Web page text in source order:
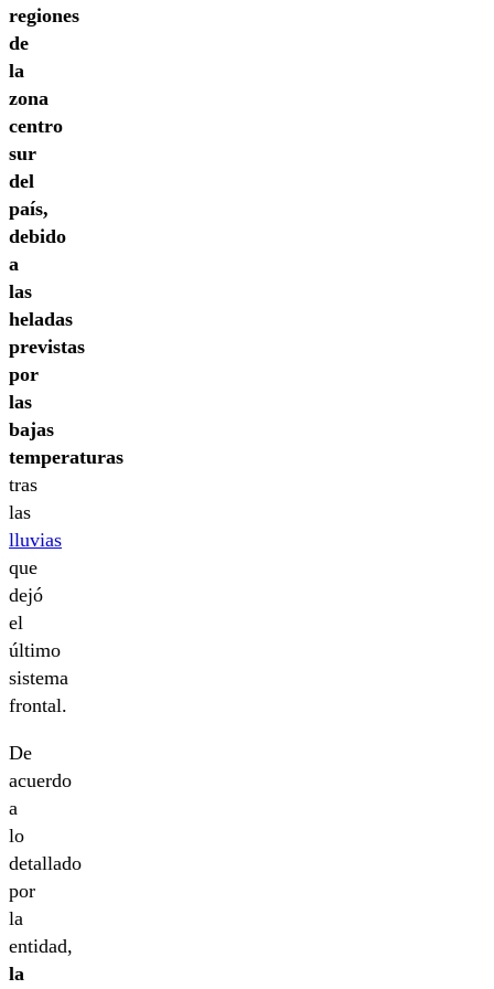
regiones
de
la
zona
centro
sur
del
país,
debido
a
las
heladas
previstas
por
las
bajas
temperaturas
tras
las
lluvias
que
dejó
el
último
sistema
frontal.
De
acuerdo
a
lo
detallado
por
la
entidad,
la